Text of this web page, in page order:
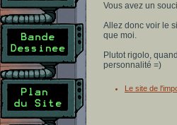
Vous avez un
Allez donc voir le
que moi.
Plutot rigolo,
personnalité =)
Le site de